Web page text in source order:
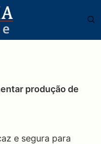
produção de
e segura para